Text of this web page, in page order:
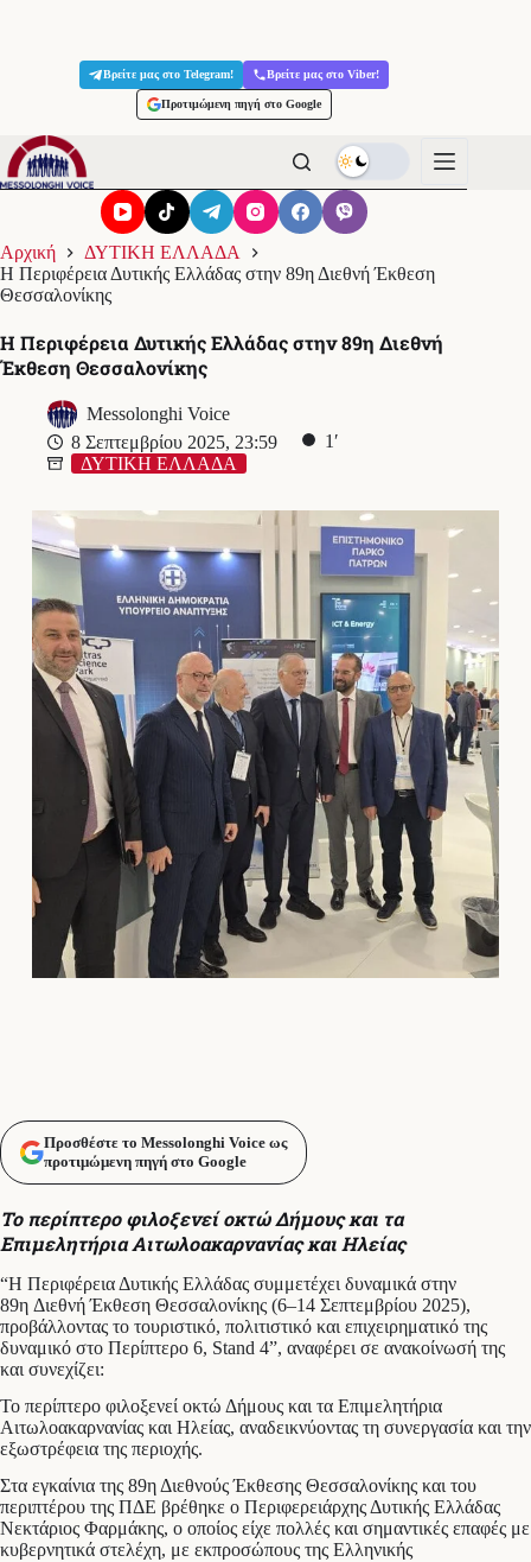
Βρείτε μας στο Telegram! Βρείτε μας στο Viber!
Προτιμώμενη πηγή στο Google
Αρχική
ΔΥΤΙΚΗ ΕΛΛΑΔΑ
Η Περιφέρεια Δυτικής Ελλάδας στην 89η Διεθνή Έκθεση
Θεσσαλονίκης
Η Περιφέρεια Δυτικής Ελλάδας στην 89η Διεθνή
Έκθεση Θεσσαλονίκης
Messolonghi Voice
8 Σεπτεμβρίου 2025, 23:59
1′
ΔΥΤΙΚΗ ΕΛΛΑΔΑ
Προσθέστε το Messolonghi Voice ως
προτιμώμενη πηγή στο Google
Το περίπτερο φιλοξενεί οκτώ Δήμους και τα
Επιμελητήρια Αιτωλοακαρνανίας και Ηλείας
“Η Περιφέρεια Δυτικής Ελλάδας συμμετέχει δυναμικά στην
89η Διεθνή Έκθεση Θεσσαλονίκης (6–14 Σεπτεμβρίου 2025),
προβάλλοντας το τουριστικό, πολιτιστικό και επιχειρηματικό της
δυναμικό στο Περίπτερο 6, Stand 4”, αναφέρει σε ανακοίνωσή της
και συνεχίζει:
Το περίπτερο φιλοξενεί οκτώ Δήμους και τα Επιμελητήρια
Αιτωλοακαρνανίας και Ηλείας, αναδεικνύοντας τη συνεργασία και την
εξωστρέφεια της περιοχής.
Στα εγκαίνια της 89η Διεθνούς Έκθεσης Θεσσαλονίκης και του
περιπτέρου της ΠΔΕ βρέθηκε ο Περιφερειάρχης Δυτικής Ελλάδας
Νεκτάριος Φαρμάκης, ο οποίος είχε πολλές και σημαντικές επαφές με
κυβερνητικά στελέχη, με εκπροσώπους της Ελληνικής